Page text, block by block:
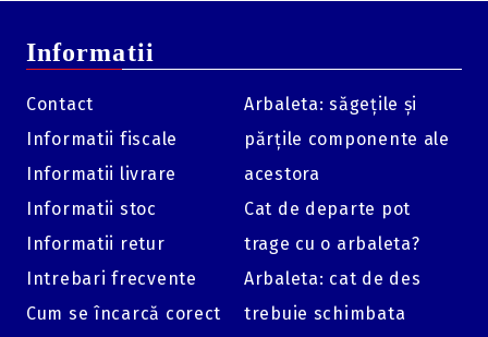
Informatii
Contact
Informatii fiscale
Informatii livrare
Informatii stoc
Informatii retur
Intrebari frecvente
Cum se încarcă corect
Arbaleta: săgețile și
părțile componente ale
acestora
Cat de departe pot
trage cu o arbaleta?
Arbaleta: cat de des
trebuie schimbata